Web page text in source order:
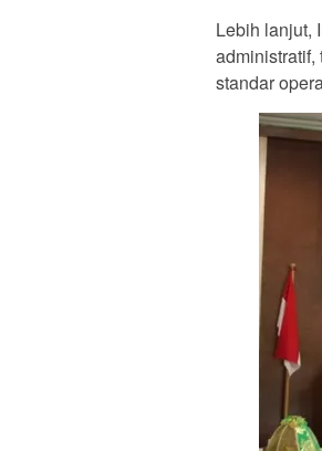
Lebih lanjut,
standar